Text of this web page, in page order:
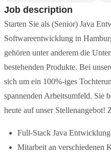
Job description
Starten Sie als (Senior) Java
Softwareentwicklung in
gehören unter anderem die
bestehenden Produkte. Bei
sich um ein 100%-iges
spannenden Arbeitsumfeld. Sie
heute auf unser Stellenangebot!
Full-Stack Java
Mitarbeit an verschiedenen